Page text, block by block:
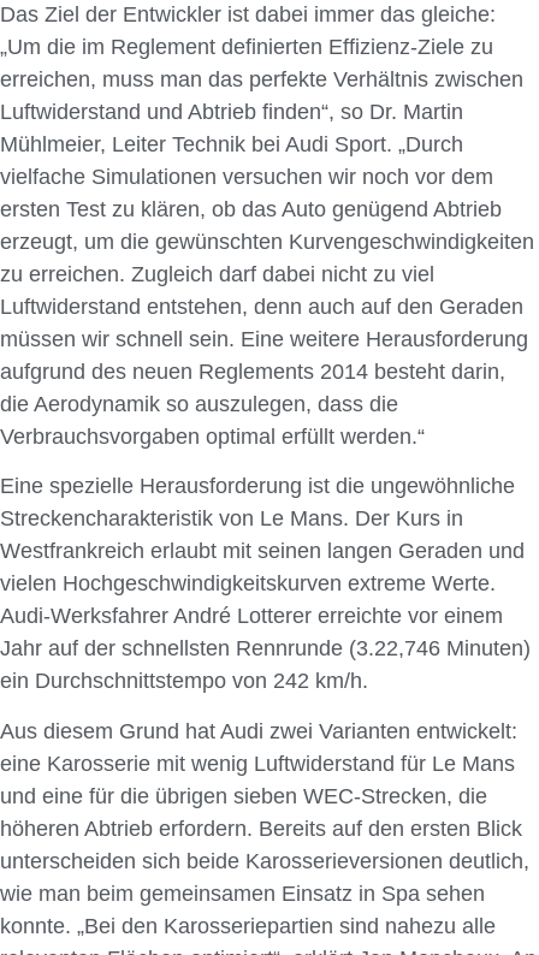
Das Ziel der Entwickler ist dabei immer das gleiche:
„Um die im Reglement definierten Effizienz-Ziele zu
erreichen, muss man das perfekte Verhältnis zwischen
Luftwiderstand und Abtrieb finden“, so Dr. Martin
Mühlmeier, Leiter Technik bei Audi Sport. „Durch
vielfache Simulationen versuchen wir noch vor dem
ersten Test zu klären, ob das Auto genügend Abtrieb
erzeugt, um die gewünschten Kurvengeschwindigkeiten
zu erreichen. Zugleich darf dabei nicht zu viel
Luftwiderstand entstehen, denn auch auf den Geraden
müssen wir schnell sein. Eine weitere Herausforderung
aufgrund des neuen Reglements 2014 besteht darin,
die Aerodynamik so auszulegen, dass die
Verbrauchsvorgaben optimal erfüllt werden.“
Eine spezielle Herausforderung ist die ungewöhnliche
Streckencharakteristik von Le Mans. Der Kurs in
Westfrankreich erlaubt mit seinen langen Geraden und
vielen Hochgeschwindigkeitskurven extreme Werte.
Audi-Werksfahrer André Lotterer erreichte vor einem
Jahr auf der schnellsten Rennrunde (3.22,746 Minuten)
ein Durchschnittstempo von 242 km/h.
Aus diesem Grund hat Audi zwei Varianten entwickelt:
eine Karosserie mit wenig Luftwiderstand für Le Mans
und eine für die übrigen sieben WEC-Strecken, die
höheren Abtrieb erfordern. Bereits auf den ersten Blick
unterscheiden sich beide Karosserieversionen deutlich,
wie man beim gemeinsamen Einsatz in Spa sehen
konnte. „Bei den Karosseriepartien sind nahezu alle